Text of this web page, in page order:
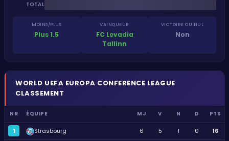
TOTAL
MOINS/PLUS
Plus 1.5
VAINQUEUR
FC Levadia
Tallinn
VICTOIRE OU NUL
Non
WORLD UEFA EUROPA CONFERENCE LEAGUE
CLASSEMENT
NR ÉQUIPE MJ V N D PTS
1 Strasbourg 6 5 1 0 16